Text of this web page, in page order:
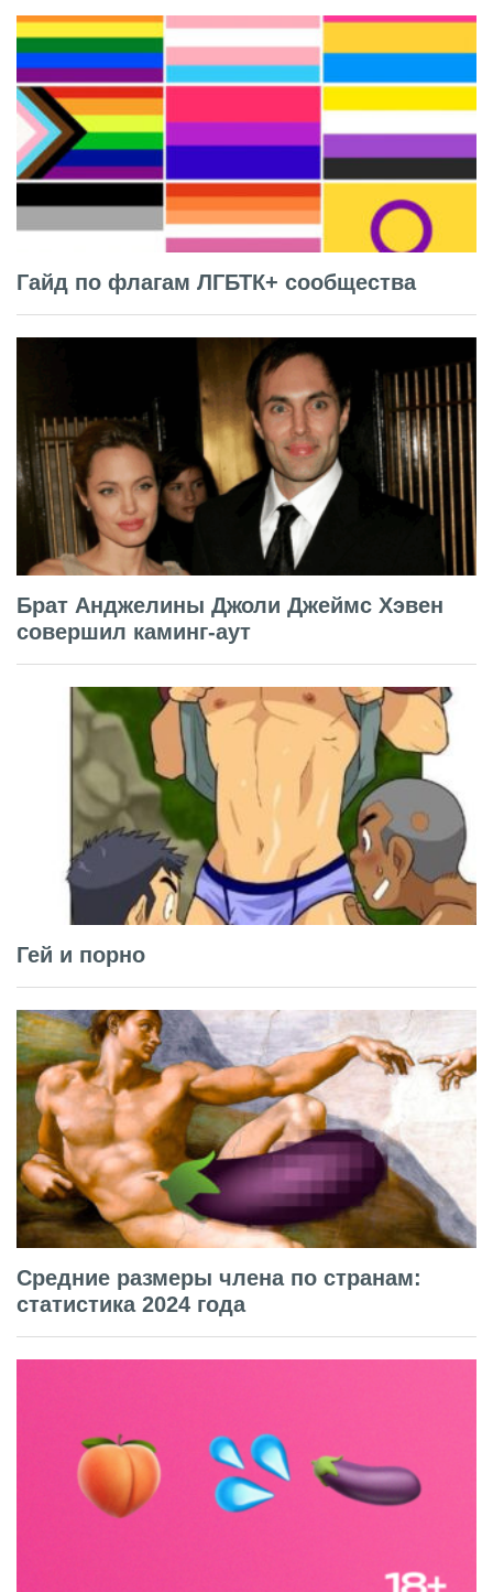
Гайд по флагам ЛГБТК+ сообщества
Брат Анджелины Джоли Джеймс Хэвен
совершил каминг-аут
Гей и порно
Средние размеры члена по странам:
статистика 2024 года